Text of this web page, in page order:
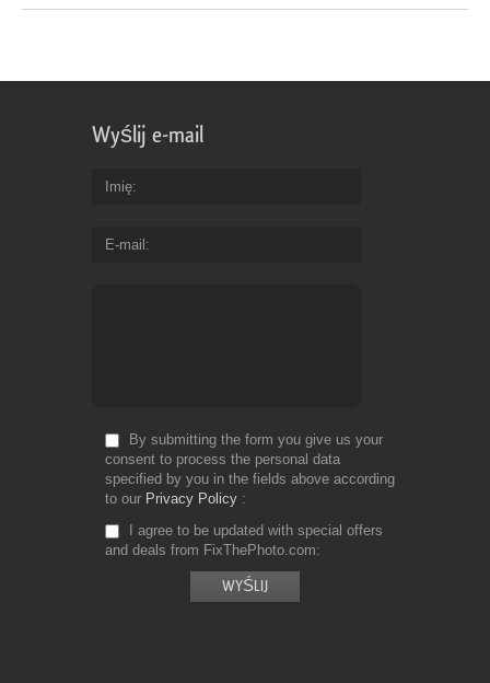
Wyślij e-mail
Imię
E-mail
By submitting the form you give us your
consent to process the personal data
specified by you in the fields above according
to our Privacy Policy
I agree to be updated with special offers
and deals from FixThePhoto.com